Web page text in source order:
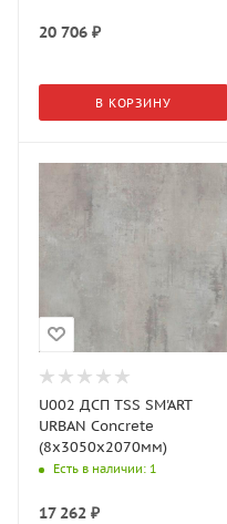
20 706 ₽
В КОРЗИНУ
U002 ДСП TSS SM'ART
URBAN Concrete
(8x3050x2070мм)
Есть в наличии: 1
17 262 ₽